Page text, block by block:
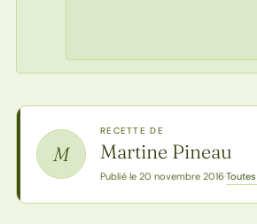
M
RECETTE DE
Martine Pineau
Publié le 20 novembre 2016·